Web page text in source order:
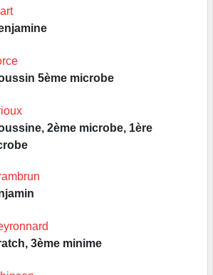
5ème microbe
2ème microbe, 1ère
3ème minime